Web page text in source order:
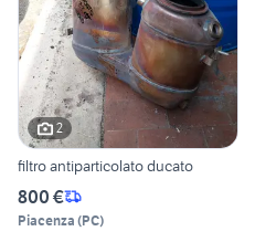
2
filtro antiparticolato ducato
800 €
Piacenza (PC)